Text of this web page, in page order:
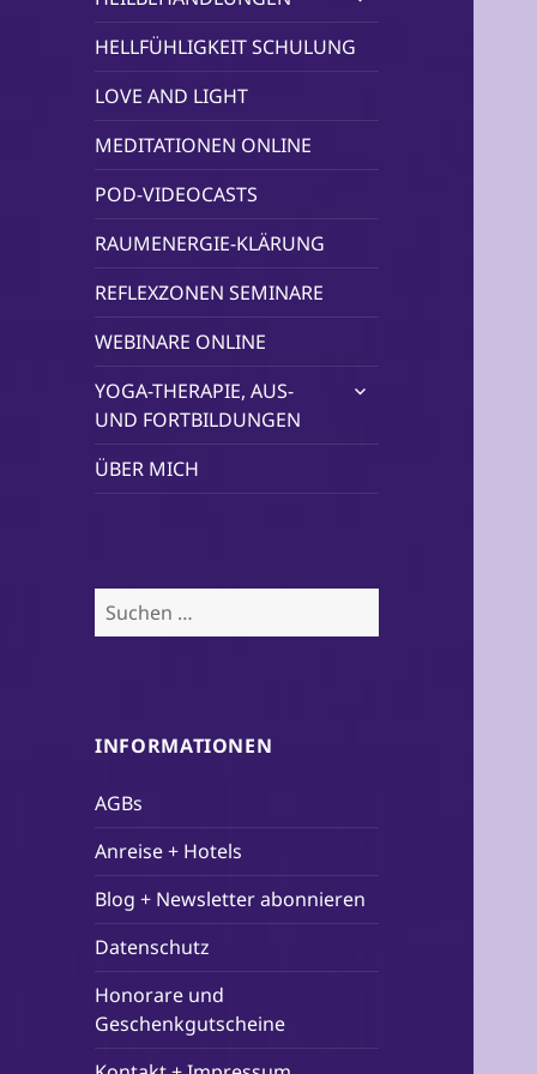
öffnen
HELLFÜHLIGKEIT SCHULUNG
LOVE AND LIGHT
MEDITATIONEN ONLINE
POD-VIDEOCASTS
RAUMENERGIE-KLÄRUNG
REFLEXZONEN SEMINARE
WEBINARE ONLINE
YOGA-THERAPIE, AUS-
UND FORTBILDUNGEN
untermenü
ÜBER MICH
Suchen
nach:
INFORMATIONEN
AGBs
Anreise + Hotels
Blog + Newsletter abonnieren
Datenschutz
Honorare und
Geschenkgutscheine